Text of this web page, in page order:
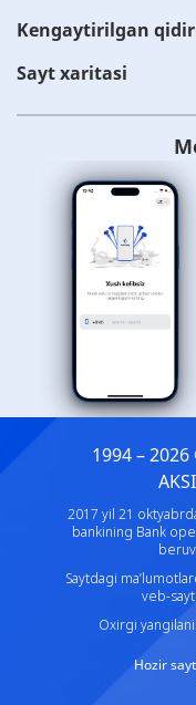
Kengaytirilgan
Sayt xaritasi
1994 – 2026
2017 yil 21
bankining Bank
Saytdagi
veb-
Oxirgi
Hozir